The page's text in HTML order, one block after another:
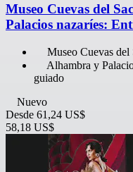
Museo Cuevas del
Palacios nazaríes:
Museo Cuevas del
Alhambra y
guiado
Nuevo
Desde 61,24 US$
58,18 US$